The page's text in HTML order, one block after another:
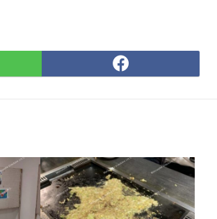
Facebook
で